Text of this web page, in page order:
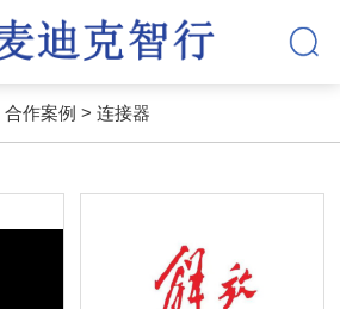
合作案例 > 连接器